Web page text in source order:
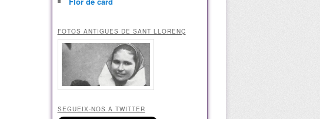
FOTOS ANTIGUES DE SANT LLORENÇ
SEGUEIX-NOS A TWITTER